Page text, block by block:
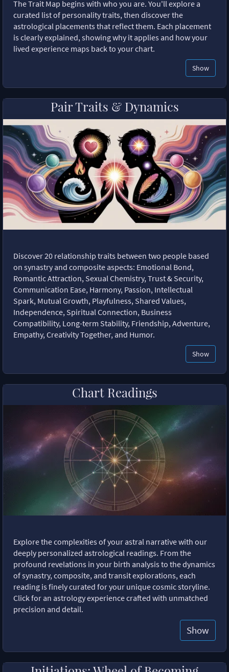
The Trait Map begins with who you are. You'll explore a
curated list of personality traits, then discover the
astrological placements that reflect them. Each placement
is clearly explained, showing why it applies and how your
lived experience maps back to your chart.
Show
Pair Traits & Dynamics
Discover 20 relationship traits between two people based
on synastry and composite aspects: Emotional Bond,
Romantic Attraction, Sexual Chemistry, Trust & Security,
Communication Ease, Harmony, Passion, Intellectual
Spark, Mutual Growth, Playfulness, Shared Values,
Independence, Spiritual Connection, Business
Compatibility, Long-term Stability, Friendship, Adventure,
Empathy, Creativity Together, and Humor.
Show
Chart Readings
Explore the complexities of your astral narrative with our
deeply personalized astrological readings. From the
profound revelations in your birth analysis to the dynamics
of synastry, composite, and transit explorations, each
reading is finely curated for your unique cosmic storyline.
Click for an astrology experience crafted with unmatched
precision and detail.
Show